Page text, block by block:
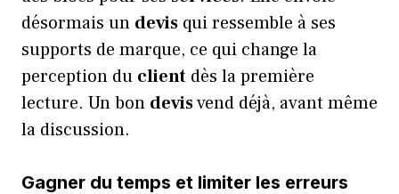
désormais un devis qui ressemble à ses
supports de marque, ce qui change la
perception du client dès la première
lecture. Un bon devisvend déjà, avant même
la discussion.
Gagner du temps et limiter les erreurs